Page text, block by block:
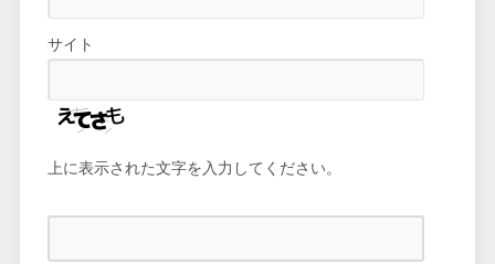
サイト
上に表示された文字を入力してください。